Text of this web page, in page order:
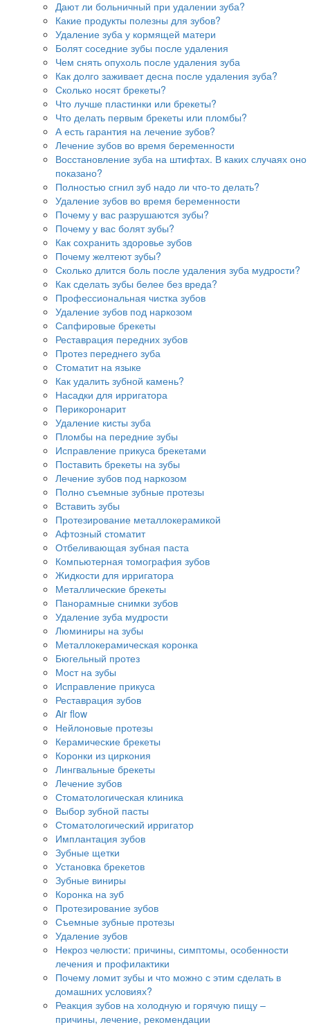
Дают ли больничный при удалении зуба?
Какие продукты полезны для зубов?
Удаление зуба у кормящей матери
Болят соседние зубы после удаления
Чем снять опухоль после удаления зуба
Как долго заживает десна после удаления зуба?
Сколько носят брекеты?
Что лучше пластинки или брекеты?
Что делать первым брекеты или пломбы?
А есть гарантия на лечение зубов?
Лечение зубов во время беременности
Восстановление зуба на штифтах. В каких случаях оно
показано?
Полностью сгнил зуб надо ли что-то делать?
Удаление зубов во время беременности
Почему у вас разрушаются зубы?
Почему у вас болят зубы?
Как сохранить здоровье зубов
Почему желтеют зубы?
Сколько длится боль после удаления зуба мудрости?
Как сделать зубы белее без вреда?
Профессиональная чистка зубов
Удаление зубов под наркозом
Сапфировые брекеты
Реставрация передних зубов
Протез переднего зуба
Стоматит на языке
Как удалить зубной камень?
Насадки для ирригатора
Перикоронарит
Удаление кисты зуба
Пломбы на передние зубы
Исправление прикуса брекетами
Поставить брекеты на зубы
Лечение зубов под наркозом
Полно съемные зубные протезы
Вставить зубы
Протезирование металлокерамикой
Афтозный стоматит
Отбеливающая зубная паста
Компьютерная томография зубов
Жидкости для ирригатора
Металлические брекеты
Панорамные снимки зубов
Удаление зуба мудрости
Люминиры на зубы
Металлокерамическая коронка
Бюгельный протез
Мост на зубы
Исправление прикуса
Реставрация зубов
Air flow
Нейлоновые протезы
Керамические брекеты
Коронки из циркония
Лингвальные брекеты
Лечение зубов
Стоматологическая клиника
Выбор зубной пасты
Стоматологический ирригатор
Имплантация зубов
Зубные щетки
Установка брекетов
Зубные виниры
Коронка на зуб
Протезирование зубов
Съемные зубные протезы
Удаление зубов
Некроз челюсти: причины, симптомы, особенности
лечения и профилактики
Почему ломит зубы и что можно с этим сделать в
домашних условиях?
Реакция зубов на холодную и горячую пищу –
причины, лечение, рекомендации